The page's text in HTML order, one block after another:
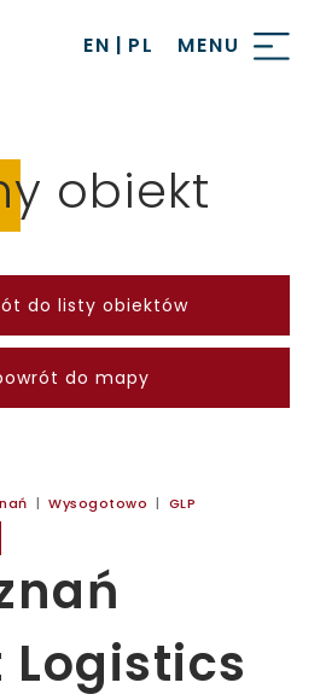
EN | PL MENU
obiekt
do listy obiektów
do mapy
| Wysogotowo | GLP